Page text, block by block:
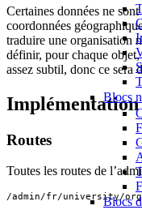
Blocs
Blocs
Certaines données ne
coordonnées
traduire une organisation
définir, pour chaque objet,
assez subtil, donc ce sera
Implémentation
Routes
Toutes les routes de
/admin/fr/university/